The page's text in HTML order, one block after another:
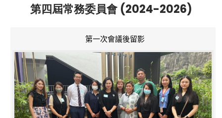
第四屆常務委員會 (2024-2026)
第一次會議後留影